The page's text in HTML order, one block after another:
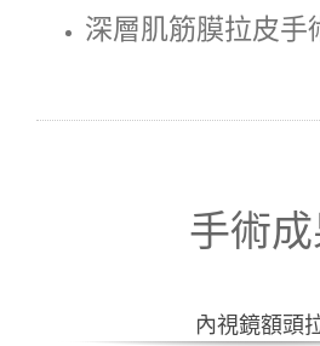
深層肌筋膜拉皮手
手術
內視鏡額頭